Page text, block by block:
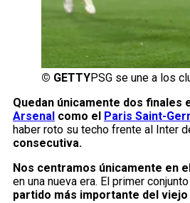
© GETTYPSG se une a los
Quedan únicamente dos finales
Arsenal como el Paris Saint-
haber roto su techo frente al Inter
consecutiva.
Nos centramos únicamente en
en una nueva era. El primer
partido más importante del